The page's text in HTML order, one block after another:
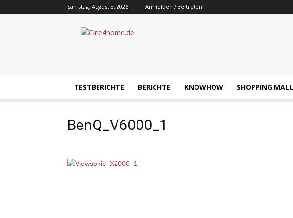
Samstag, August 8, 2026 Anmelden / Beitreten
Cine4home.de
TESTBERICHTE BERICHTE KNOWHOW SHOPPING MALL
BenQ_V6000_1